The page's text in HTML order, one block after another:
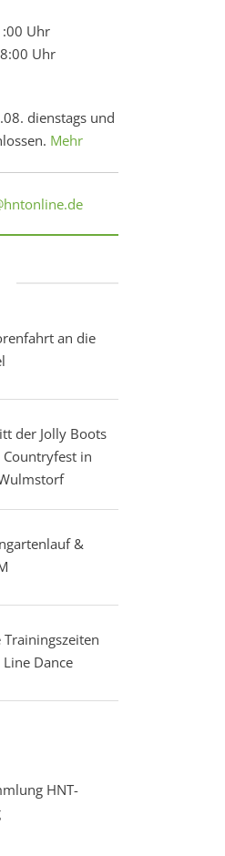
Uhr
Uhr
dienstags und
Mehr
an die
der Jolly Boots
Countryfest in
&
Trainingszeiten
Dance
HNT-